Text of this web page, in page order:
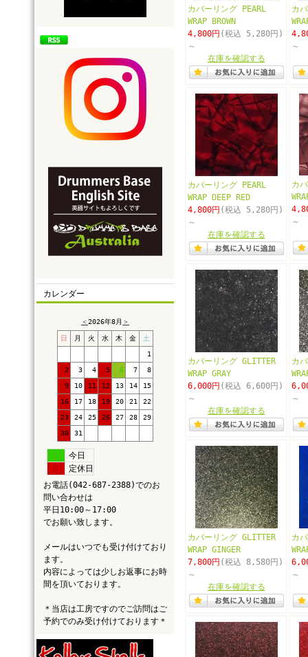
カレンダー
＜2026年8月 ＞
日 月 火 水 木 金 土
1
2 3 4 5 6 7 8
9 10 11 12 13 14 15
16 17 18 19 20 21 22
23 24 25 26 27 28 29
30 31
今日
定休日
お電話(042-687-2388)でのお
問い合わせは
平日10:00～17:00
でお願い致します。
メールはいつでも受け付けており
ます。
内容によっては少しお返事にお時
間を頂いております。
＊当店は工房ですのでご訪問はご
予約でのみ受け付けております＊
カバーリング PEARL
WRAP BROWN
4,800円 (税込 5,280円)
～
在庫を確認する
カ
～
カバーリング PEARL
WRAP DEEP RED
4,800円 (税込 5,280円)
～
在庫を確認する
カ
～
カバーリング GLITTER
WRAP GRAY
6,000円 (税込 6,600円)
～
在庫を確認する
カ
～
カバーリング GLITTER
WRAP GINGER
7,800円 (税込 8,580円)
～
在庫を確認する
カ
～